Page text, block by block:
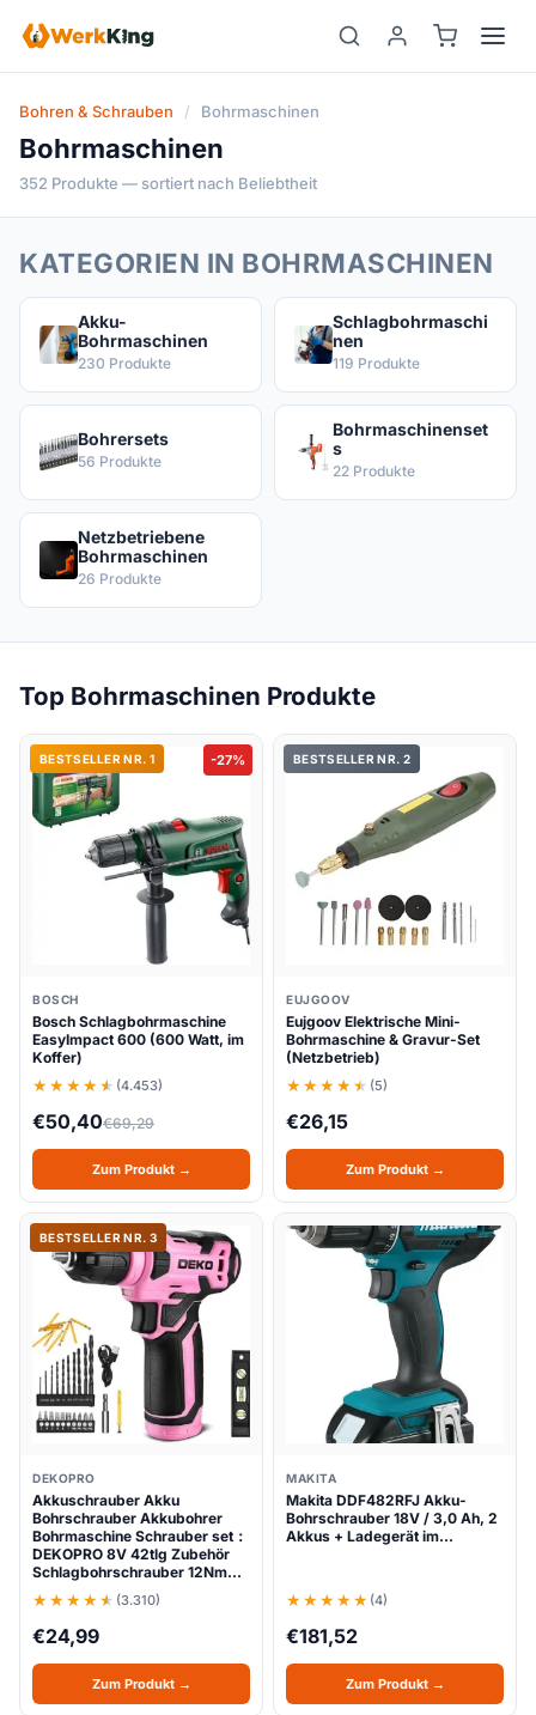
Inhalt
springen
Bohren & Schrauben
/ Bohrmaschinen
Bohrmaschinen
352 Produkte — sortiert nach Beliebtheit
KATEGORIEN IN BOHRMASCHINEN
Akku-
Bohrmaschinen
230 Produkte
Schlagbohrmaschi
nen
119 Produkte
Bohrersets
56 Produkte
Bohrmaschinenset
s
22 Produkte
Netzbetriebene
Bohrmaschinen
26 Produkte
Top Bohrmaschinen Produkte
BESTSELLER NR. 1 -27%
BOSCH
Bosch Schlagbohrmaschine
EasyImpact 600 (600 Watt, im
Koffer)
(4.453)
€50,40€69,29
Zum Produkt →
BESTSELLER NR. 2
EUJGOOV
Eujgoov Elektrische Mini-
Bohrmaschine & Gravur-Set
(Netzbetrieb)
(5)
€26,15
Zum Produkt →
BESTSELLER NR. 3
DEKOPRO
Akkuschrauber Akku
Bohrschrauber Akkubohrer
Bohrmaschine Schrauber set：
DEKOPRO 8V 42tlg Zubehör
Schlagbohrschrauber 12Nm…
(3.310)
€24,99
Zum Produkt →
MAKITA
Makita DDF482RFJ Akku-
Bohrschrauber 18V / 3,0 Ah, 2
Akkus + Ladegerät im…
(4)
€181,52
Zum Produkt →